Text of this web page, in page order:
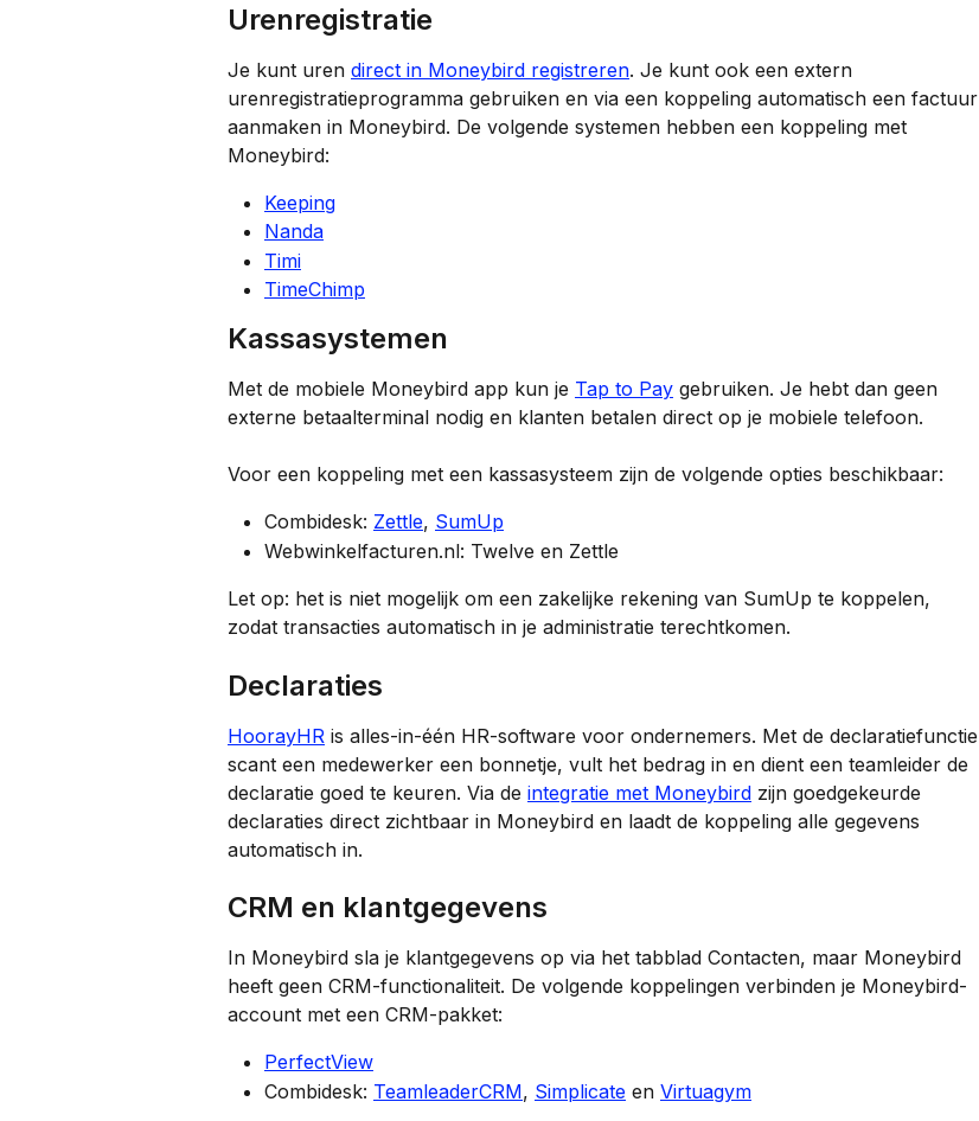
Urenregistratie
Je kunt uren direct in Moneybird registreren. Je kunt ook een extern
urenregistratieprogramma gebruiken en via een koppeling automatisch een factuur
aanmaken in Moneybird. De volgende systemen hebben een koppeling met
Moneybird:
Keeping
Nanda
Timi
TimeChimp
Kassasystemen
Met de mobiele Moneybird app kun je Tap to Pay gebruiken. Je hebt dan geen
externe betaalterminal nodig en klanten betalen direct op je mobiele telefoon.
Voor een koppeling met een kassasysteem zijn de volgende opties beschikbaar:
Combidesk: Zettle, SumUp
Webwinkelfacturen.nl: Twelve en Zettle
Let op: het is niet mogelijk om een zakelijke rekening van SumUp te koppelen,
zodat transacties automatisch in je administratie terechtkomen.
Declaraties
HoorayHR is alles-in-één HR-software voor ondernemers. Met de declaratiefunctie
scant een medewerker een bonnetje, vult het bedrag in en dient een teamleider de
declaratie goed te keuren. Via de integratie met Moneybird zijn goedgekeurde
declaraties direct zichtbaar in Moneybird en laadt de koppeling alle gegevens
automatisch in.
CRM en klantgegevens
In Moneybird sla je klantgegevens op via het tabblad Contacten, maar Moneybird
heeft geen CRM-functionaliteit. De volgende koppelingen verbinden je Moneybird-
account met een CRM-pakket:
PerfectView
Combidesk: TeamleaderCRM, Simplicate en Virtuagym